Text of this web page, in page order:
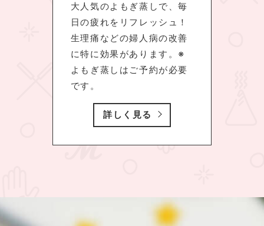
大人気のよもぎ蒸しで、毎
日の疲れをリフレッシュ！
生理痛などの婦人病の改善
に特に効果があります。※
よもぎ蒸しはご予約が必要
です。
詳しく見る